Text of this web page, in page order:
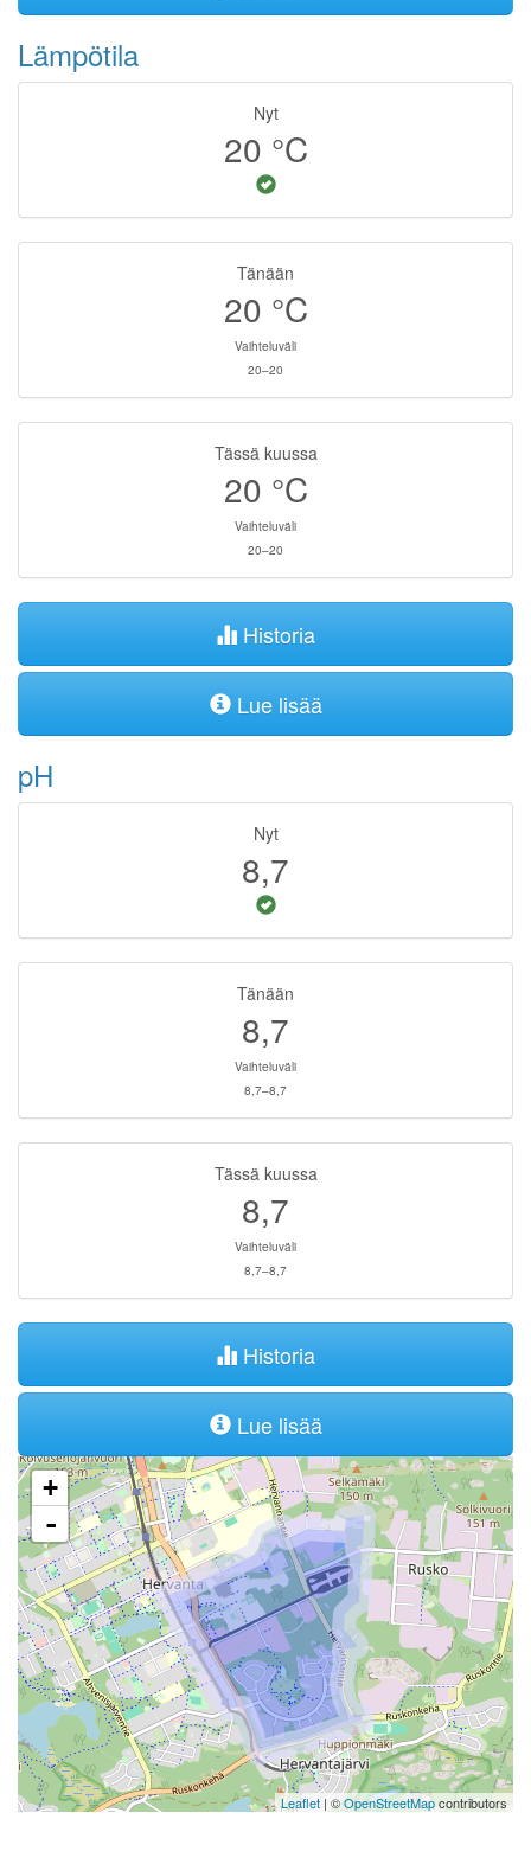
Lämpötila
Nyt
20 °C
Tänään
20 °C
Vaihteluväli
20–20
Tässä kuussa
20 °C
Vaihteluväli
20–20
Historia
Lue lisää
pH
Nyt
8,7
Tänään
8,7
Vaihteluväli
8,7–8,7
Tässä kuussa
8,7
Vaihteluväli
8,7–8,7
Historia
Lue lisää
+
-
Leaflet | ©OpenStreetMapcontributors